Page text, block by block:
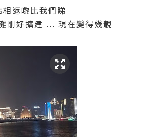
返嚟比我們睇
剛好擴建 ... 現在變得幾靚